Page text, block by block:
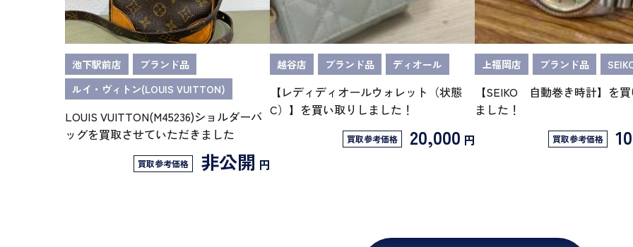
池下駅前店
ブランド品
ルイ・ヴィトン(LOUIS VUITTON)
LOUIS VUITTON(M45236)ショルダーバ
ッグを買取させていただきました
買取参考価格 非公開 円
越谷店 ブランド品 ディオール
【レディディオールウォレット（状態
C）】を買い取りしました！
買取参考価格 20,000 円
上福岡店 ブランド品
【SEIKO 自動巻き時計】を
ました！
買取参考価格